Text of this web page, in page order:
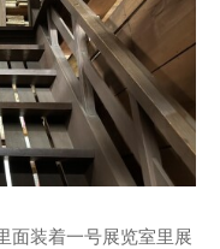
面装着一号展览室里展